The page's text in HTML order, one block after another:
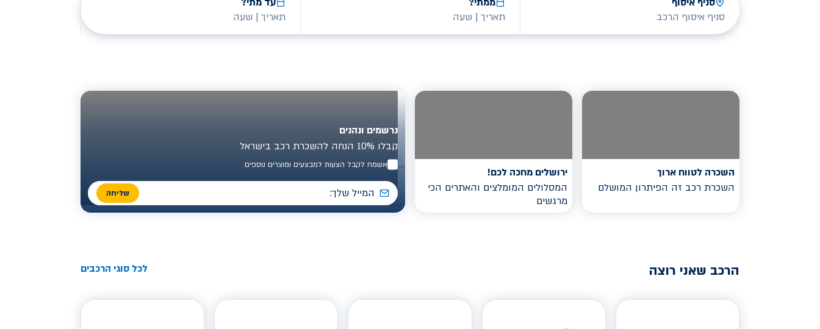
סניף איסוף הרכב
תאריך | שעה
תאריך | שעה
השכרה לטווח ארוך
השכרת רכב זה הפיתרון המושלם
ירושלים מחכה לכם!
המסלולים המומלצים והאתרים הכי
מרגשים
נרשמים ונהנים
קבלו 10% הנחה להשכרת רכב בישראל
אשמח לקבל הצעות למבצעים ומוצרים נוספים
שליחה
הרכב שאני רוצה לכל סוגי הרכבים